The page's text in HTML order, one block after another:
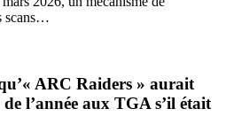
scans…
ARC Raiders » aurait
l’année aux TGA s’il était